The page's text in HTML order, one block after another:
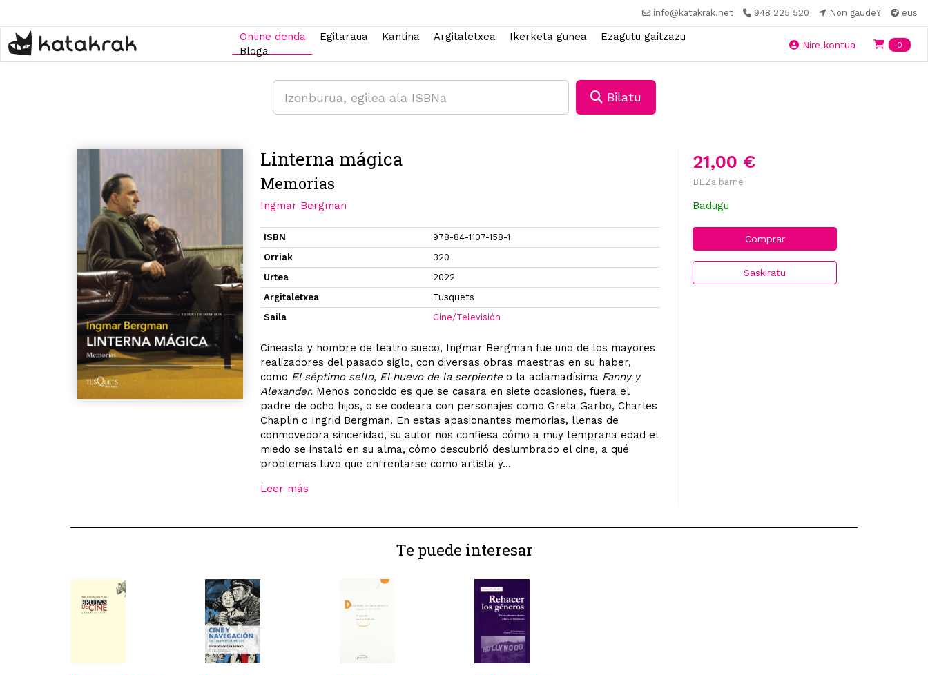
main
content
info@katakrak.net 948 225 520 Non gaude? eus
Online denda Egitaraua Kantina Argitaletxea Ikerketa gunea
Ezagutu gaitzazu
Bloga
Nire kontua 0
Bilatu
21,00 €
BEZa barne
Badugu
Comprar
Saskiratu
Linterna mágica
Memorias
Ingmar Bergman
ISBN
978-84-1107-158-1
Orriak
320
Urtea
2022
Argitaletxea
Tusquets
Saila
Cine/Televisión
Cineasta y hombre de teatro sueco, Ingmar Bergman fue uno de los mayores
realizadores del pasado siglo, con diversas obras maestras en su haber,
como El séptimo sello, El huevo de la serpienteo la aclamadísima Fanny y
Alexander. Menos conocido es que se casara en siete ocasiones, fuera el
padre de ocho hijos, o se codeara con personajes como Greta Garbo, Charles
Chaplin o Ingrid Bergman. En estas apasionantes memorias, llenas de
conmovedora sinceridad, su autor nos confiesa cómo a muy temprana edad el
miedo se instaló en su alma, cómo descubrió deslumbrado el cine, a qué
problemas tuvo que enfrentarse como artista y...
Leer más
Te puede interesar